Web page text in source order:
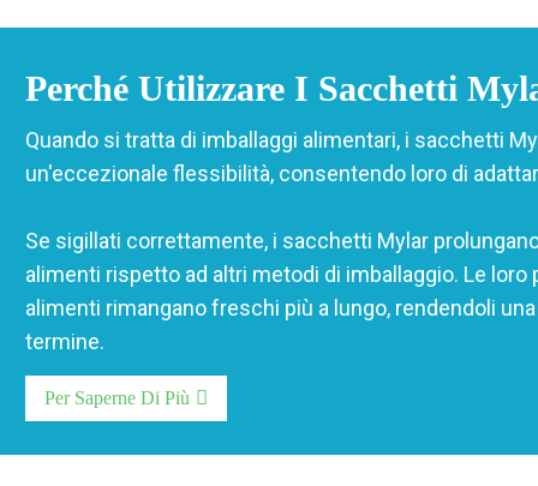
Perché Utilizzare I Sacchetti
Quando si tratta di imballaggi alimentari, i sacchetti
un'eccezionale flessibilità, consentendo loro di
Se sigillati correttamente, i sacchetti Mylar
alimenti rispetto ad altri metodi di imballaggio. Le
alimenti rimangano freschi più a lungo, rendendoli
termine.
Per Saperne Di Più